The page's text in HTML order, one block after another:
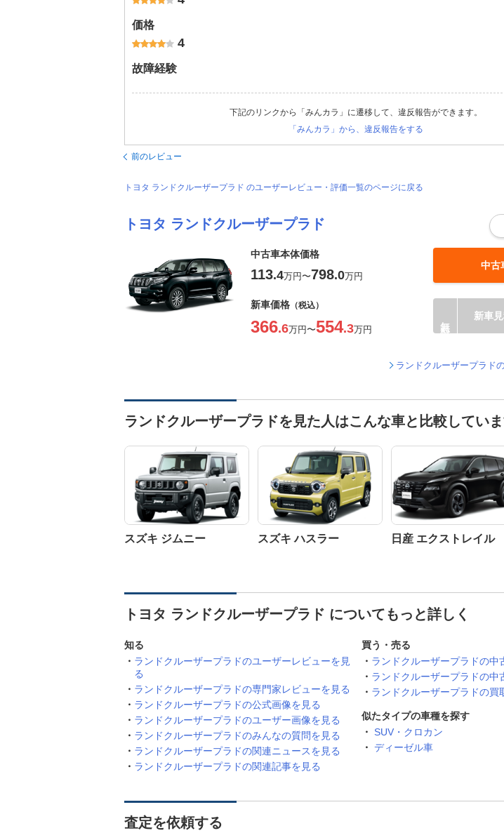
価格
4
故障経験
下記のリンクから「みんカラ」に遷移して、違反報告ができます。
「みんカラ」から、違反報告をする
前のレビュー
トヨタ ランドクルーザープラド のユーザーレビュー・評価一覧のページに戻る
トヨタ ランドクルーザープラド
中古車本体価格
113.4万円〜798.0万円
中古
新車価格 （税込）
366.6万円〜554.3万円
新車
ランドクルーザープラド
ランドクルーザープラドを見た人はこんな車と比較してい
スズキ ジムニー スズキ ハスラー 日産 エクストレイル
トヨタ ランドクルーザープラド についてもっと詳しく
知る
ランドクルーザープラドのユーザーレビューを見
る
ランドクルーザープラドの専門家レビューを見る
ランドクルーザープラドの公式画像を見る
ランドクルーザープラドのユーザー画像を見る
ランドクルーザープラドのみんなの質問を見る
ランドクルーザープラドの関連ニュースを見る
ランドクルーザープラドの関連記事を見る
買う・売る
ランドクルーザープラドの中
ランドクルーザープラドの中
ランドクルーザープラドの買
似たタイプの車種を探す
SUV・クロカン
ディーゼル車
査定を依頼する